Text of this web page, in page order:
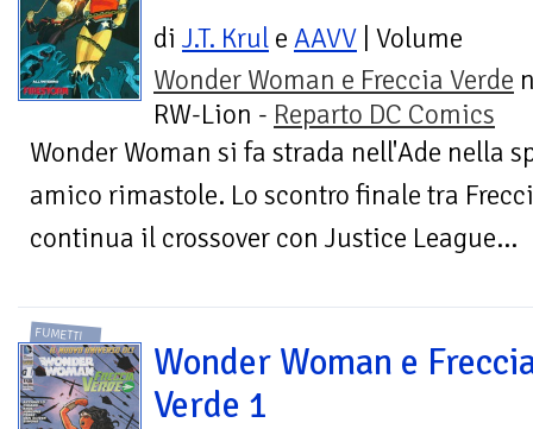
di J.T. Krul e AAVV | Volume
Wonder Woman e Freccia Verde
RW-Lion - Reparto DC Comics
Wonder Woman si fa strada nell'Ade nella
amico rimastole. Lo scontro finale tra
continua il crossover con Justice League...
FUMETTI
Wonder Woman e
Verde 1